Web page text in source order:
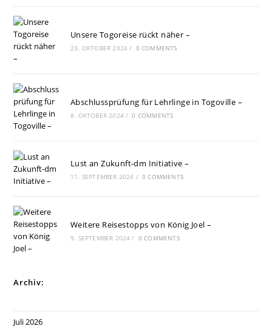
Unsere Togoreise rückt näher –
23. OKTOBER 2024 / 0 COMMENTS
Abschlussprüfung für Lehrlinge in Togoville –
8. OKTOBER 2024 / 0 COMMENTS
Lust an Zukunft-dm Initiative –
11. SEPTEMBER 2024 / 0 COMMENTS
Weitere Reisestopps von König Joel –
9. SEPTEMBER 2024 / 0 COMMENTS
Archiv:
Juli 2026